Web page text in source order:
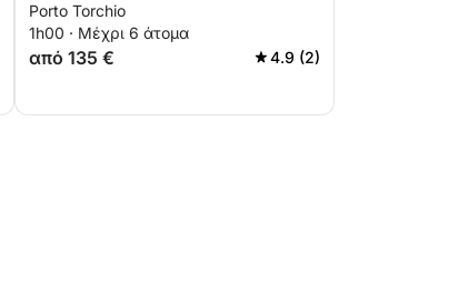
Porto Torchio
1h00 · Μέχρι 6 άτομα
από 135 € 4.9 (2)